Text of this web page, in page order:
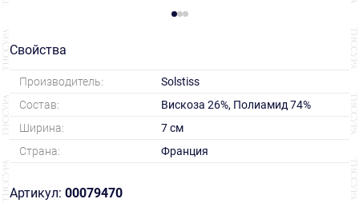
Свойства
Производитель:
Solstiss
Состав:
Вискоза 26%, Полиамид 74%
Ширина:
7 см
Страна:
Франция
Артикул: 00079470